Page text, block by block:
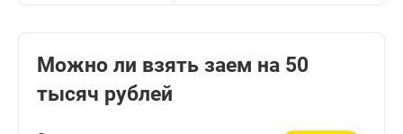
Можно ли взять заем на 50
тысяч рублей